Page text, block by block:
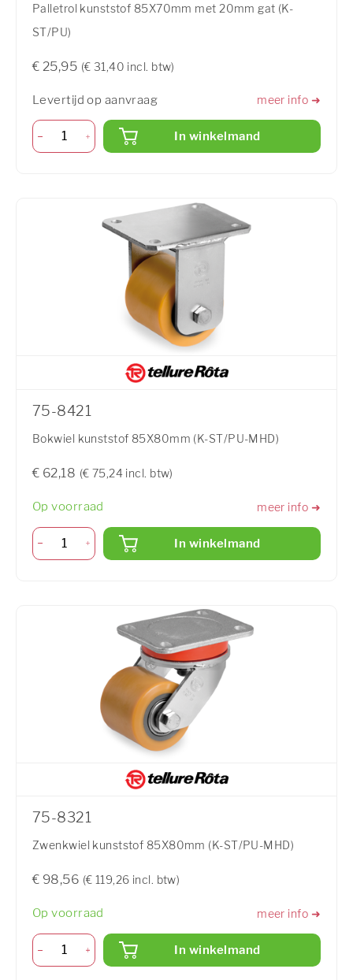
Palletrol kunststof 85X70mm met 20mm gat (K-
ST/PU)
€ 25,95 (€ 31,40 incl. btw)
Levertijd op aanvraag meer info ➜
In winkelmand
75-8421
Bokwiel kunststof 85X80mm (K-ST/PU-MHD)
€ 62,18 (€ 75,24 incl. btw)
Op voorraad meer info ➜
In winkelmand
75-8321
Zwenkwiel kunststof 85X80mm (K-ST/PU-MHD)
€ 98,56 (€ 119,26 incl. btw)
Op voorraad meer info ➜
In winkelmand